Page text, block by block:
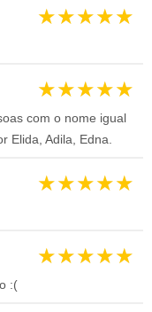
★★★★★
★★★★★
com o nome igual
Elida, Adila, Edna.
★★★★★
★★★★★
:(